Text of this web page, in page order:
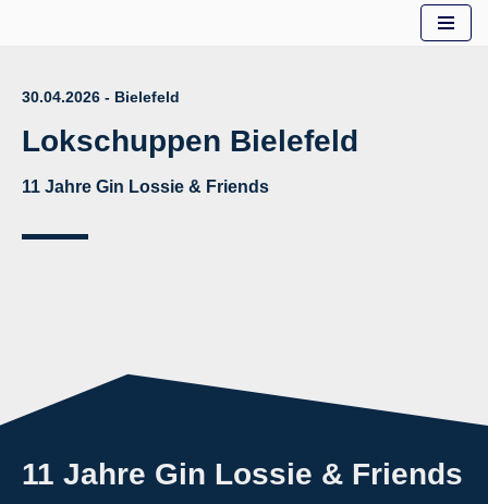
Inhalt
30.04.2026 - Bielefeld
Lokschuppen Bielefeld
11 Jahre Gin Lossie & Friends
11 Jahre Gin Lossie & Friends